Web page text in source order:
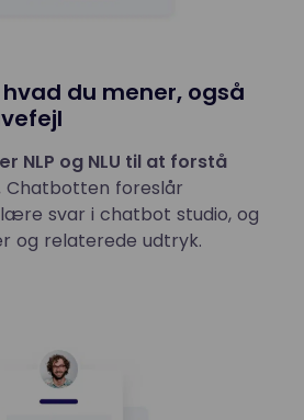
du mener, også
NLP og NLU til at forstå
Chatbotten foreslår
svar i chatbot studio, og
og relaterede udtryk.